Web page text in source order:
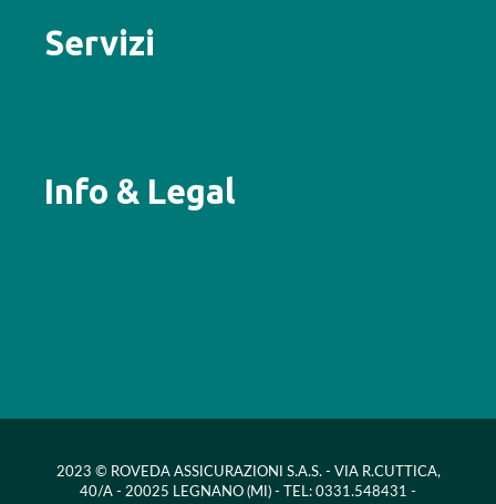
Servizi
Info & Legal
2023 © ROVEDA ASSICURAZIONI S.A.S. - VIA R.CUTTICA,
40/A - 20025 LEGNANO (MI) - TEL: 0331.548431 -